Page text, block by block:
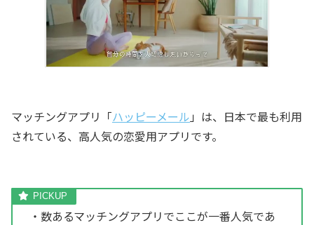
マッチングアプリ「ハッピーメール 」は、日本で最も利用
されている、高人気の恋愛用アプリです。
・数あるマッチングアプリでここが一番人気であ